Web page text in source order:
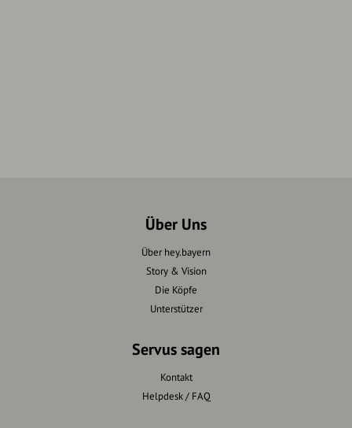
Über Uns
Über hey.bayern
Story & Vision
Die Köpfe
Unterstützer
Servus sagen
Kontakt
Helpdesk / FAQ